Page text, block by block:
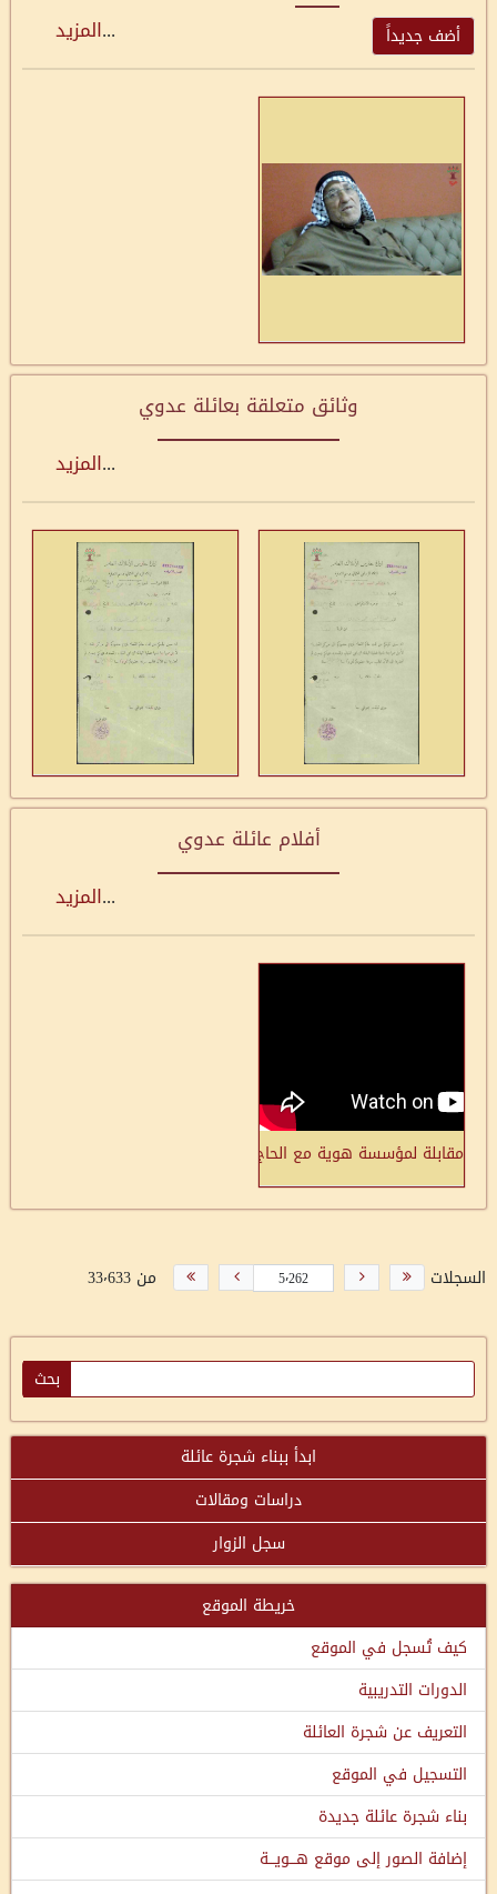
أضف جديداً ...المزيد
وثائق متعلقة بعائلة عدوي
...المزيد
أفلام عائلة عدوي
...المزيد
مقابلة لمؤسسة هوية مع الحاج سعيد عدوية-لفتا
السجلات من 33٬633
ابدأ ببناء شجرة عائلة
دراسات ومقالات
سجل الزوار
خريطة الموقع
كيف تُسجل في الموقع
الدورات التدريبية
التعريف عن شجرة العائلة
التسجيل في الموقع
بناء شجرة عائلة جديدة
إضافة الصور إلى موقع هـــويـــة